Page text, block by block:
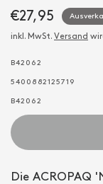
€27,95
inkl. MwSt. Versand
B42062
5400882125719
B42062
Die ACROPAQ